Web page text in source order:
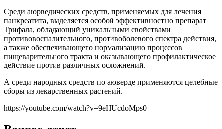
Среди аюрведических средств, применяемых для лечения
панкреатита, выделяется особой эффективностью препарат
Трифала, обладающий уникальными свойствами
противовоспалительного, противоболевого спектра действия,
а также обеспечивающего нормализацию процессов
пищеварительного тракта и оказывающего профилактическое
действие против различных осложнений.
А среди народных средств по аюверде применяются целебные
сборы из лекарственных растений.
https://youtube.com/watch?v=9eHUcdoMps0